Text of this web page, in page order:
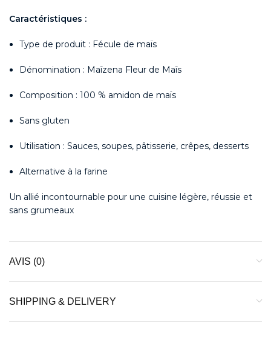
Caractéristiques :
Type de produit : Fécule de maïs
Dénomination : Maïzena Fleur de Maïs
Composition : 100 % amidon de maïs
Sans gluten
Utilisation : Sauces, soupes, pâtisserie, crêpes, desserts
Alternative à la farine
Un allié incontournable pour une cuisine légère, réussie et
sans grumeaux
AVIS (0)
SHIPPING & DELIVERY